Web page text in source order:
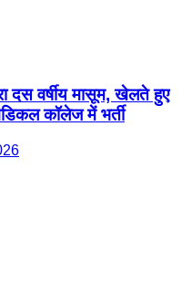
वर्षीय मासूम, खेलते हुए
कॉलेज में भर्ती